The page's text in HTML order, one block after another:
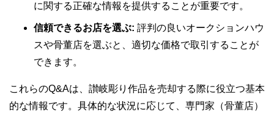
に関する正確な情報を提供することが重要です。
信頼できるお店を選ぶ: 評判の良いオークションハウ
スや骨董店を選ぶと、適切な価格で取引することが
できます。
これらのQ&Aは、讃岐彫り作品を売却する際に役立つ基本
的な情報です。具体的な状況に応じて、専門家（骨董店）